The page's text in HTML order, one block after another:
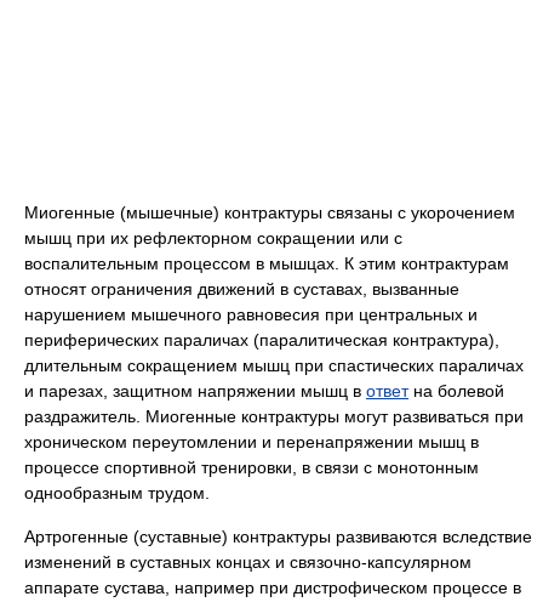
Миогенные (мышечные) контрактуры связаны с укорочением
мышц при их рефлекторном сокращении или с
воспалительным процессом в мышцах. К этим контрактурам
относят ограничения движений в суставах, вызванные
нарушением мышечного равновесия при центральных и
периферических параличах (паралитическая контрактура),
длительным сокращением мышц при спастических параличах
и парезах, защитном напряжении мышц в ответна болевой
раздражитель. Миогенные контрактуры могут развиваться при
хроническом переутомлении и перенапряжении мышц в
процессе спортивной тренировки, в связи с монотонным
однообразным трудом.
Артрогенные (суставные) контрактуры развиваются вследствие
изменений в суставных концах и связочно-капсулярном
аппарате сустава, например при дистрофическом процессе в